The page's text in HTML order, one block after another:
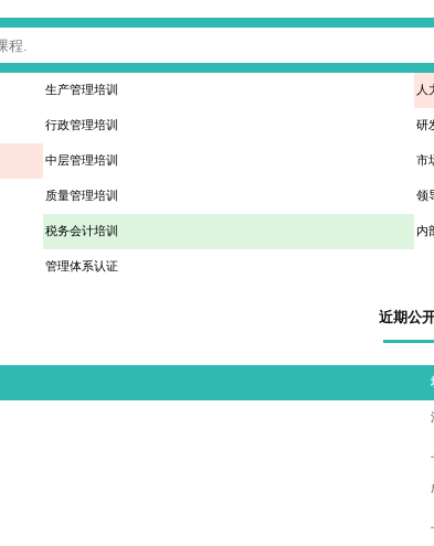
生产管理培训 人
行政管理培训 研
中层管理培训 市
质量管理培训 领
税务会计培训 内
管理体系认证
近期公